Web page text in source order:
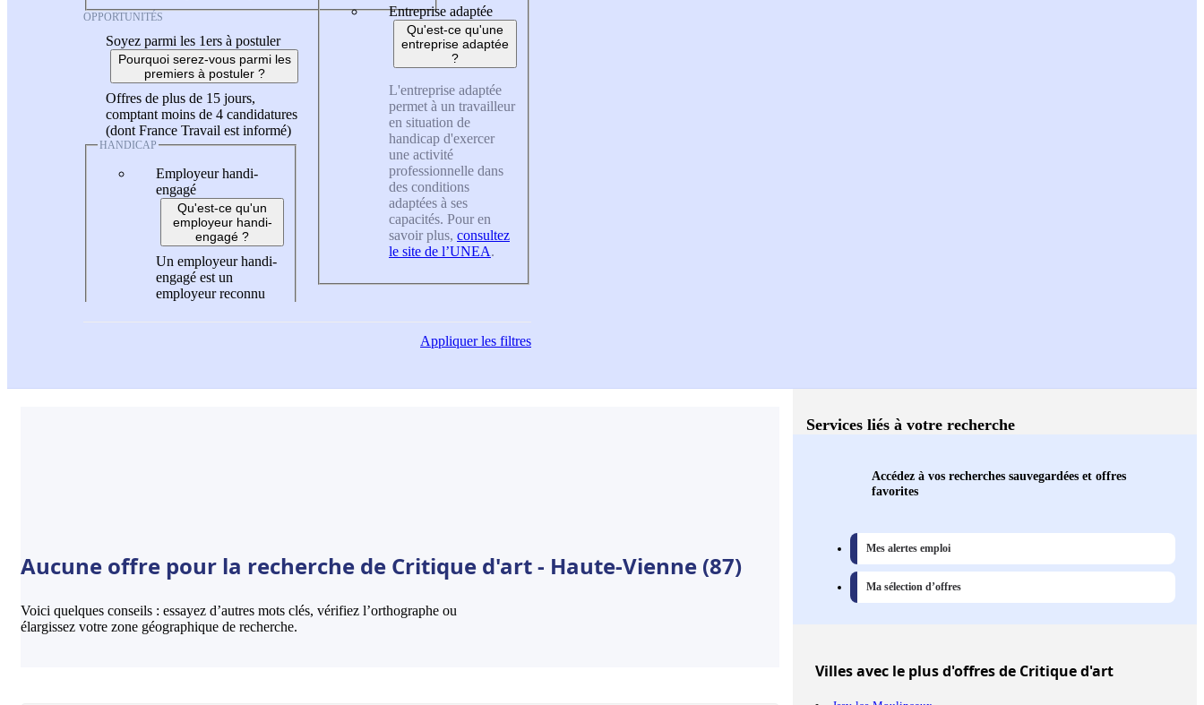
OPPORTUNITÉS
Soyez parmi les 1ers à postuler
Pourquoi serez-vous parmi les
premiers à postuler ?
Offres de plus de 15 jours,
comptant moins de 4 candidatures
(dont France Travail est informé)
HANDICAP
Employeur handi-
engagé
Qu'est-ce qu'un
employeur handi-
engagé ?
Un employeur handi-
engagé est un
employeur reconnu
Entreprise adaptée
Qu'est-ce qu'une
entreprise adaptée
?
L'entreprise adaptée
permet à un travailleur
en situation de
handicap d'exercer
une activité
professionnelle dans
des conditions
adaptées à ses
capacités. Pour en
savoir plus, consultez
le site de l’UNEA.
Appliquerles filtres
Aucune offre pour la recherche de Critique d'art - Haute-Vienne (87)
Voici quelques conseils : essayez d’autres mots clés, vérifiez l’orthographe ou
élargissez votre zone géographique de recherche.
Services liés à votre recherche
Accédez à vos recherches sauvegardées et offres
favorites
Mes alertes emploi
Ma sélection d’offres
Villesavec le plus d'offres de Critique d'art